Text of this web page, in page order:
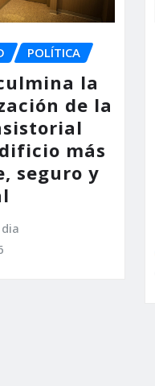
POLÍTICA
la
de la
más
seguro y